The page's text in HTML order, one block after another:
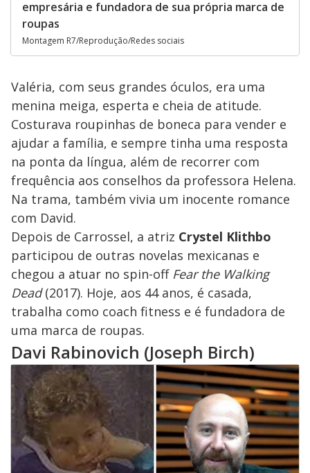
empresária e fundadora de sua própria marca de
roupas
Montagem R7/Reprodução/Redes sociais
Valéria, com seus grandes óculos, era uma
menina meiga, esperta e cheia de atitude.
Costurava roupinhas de boneca para vender e
ajudar a família, e sempre tinha uma resposta
na ponta da língua, além de recorrer com
frequência aos conselhos da professora Helena.
Na trama, também vivia um inocente romance
com David.
Depois de Carrossel, a atriz Crystel Klithbo
participou de outras novelas mexicanas e
chegou a atuar no spin-off Fear the Walking
Dead(2017). Hoje, aos 44 anos, é casada,
trabalha como coach fitness e é fundadora de
uma marca de roupas.
Davi Rabinovich (Joseph Birch)